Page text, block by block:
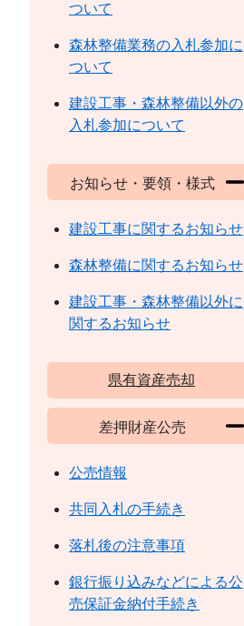
ついて
森林整備業務の入札参加に
ついて
建設工事・森林整備以外の
入札参加について
お知らせ・要領・様式
建設工事に関するお知らせ
森林整備に関するお知らせ
建設工事・森林整備以外に
関するお知らせ
県有資産売却
差押財産公売
公売情報
共同入札の手続き
落札後の注意事項
銀行振り込みなどによる公
売保証金納付手続き